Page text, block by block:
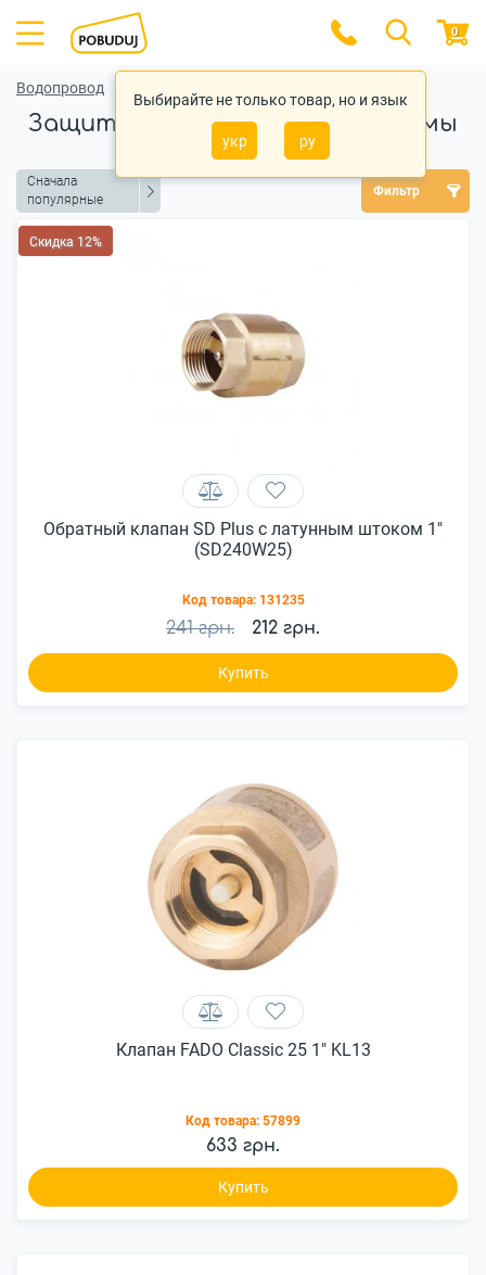
Выбирайте не только товар, но и язык
укр ру
0
Водопровод
Защита водопроводной системы
Сначала
популярные
Фильтр
Скидка 12%
Обратный клапан SD Plus с латунным штоком 1"
(SD240W25)
Код товара: 131235
241 грн. 212 грн.
Купить
Клапан FADO Classic 25 1" KL13
Код товара: 57899
633 грн.
Купить